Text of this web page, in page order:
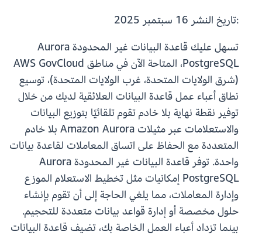
:تاريخ النشر
تسهل عليك قاعدة البيانات غير المحدودة Aurora
PostgreSQL، المتاحة الآن في مناطق AWS GovCloud
(شرق الولايات المتحدة، غرب الولايات المتحدة)، توسيع
نطاق أعباء عمل قاعدة البيانات العلائقية لديك من خلال
توفير نقطة نهاية بلا خادم تقوم تلقائيًا بتوزيع البيانات
والاستعلامات عبر مثيلات Amazon Aurora بلا خادم
المتعددة مع الحفاظ على اتساق المعاملات لقاعدة بيانات
واحدة. توفر قاعدة البيانات غير المحدودة Aurora
PostgreSQL إمكانيات مثل تخطيط الاستعلام الموزع
وإدارة المعاملات، مما يلغي الحاجة إلى أن تقوم بإنشاء
حلول مخصصة أو إدارة قواعد بيانات متعددة للتحجيم.
بينما تزداد أعباء العمل الخاصة بك، تضيف قاعدة البيانات